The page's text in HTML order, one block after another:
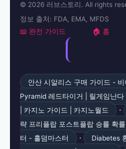
© 2026 러브스토리. All rights
정보 출처: FDA, EMA, MFDS
📖 완전 가이드 🏠 홈
안산 시알리스 구매 가이드 - 비
Pyramid 레드타이거 | 릴게임난다
| 카지노 가이드 | 카지노월드
·
략 프리플랍 포스트플랍 승률 확
터 - 홀덤마스터
·
Diabetes